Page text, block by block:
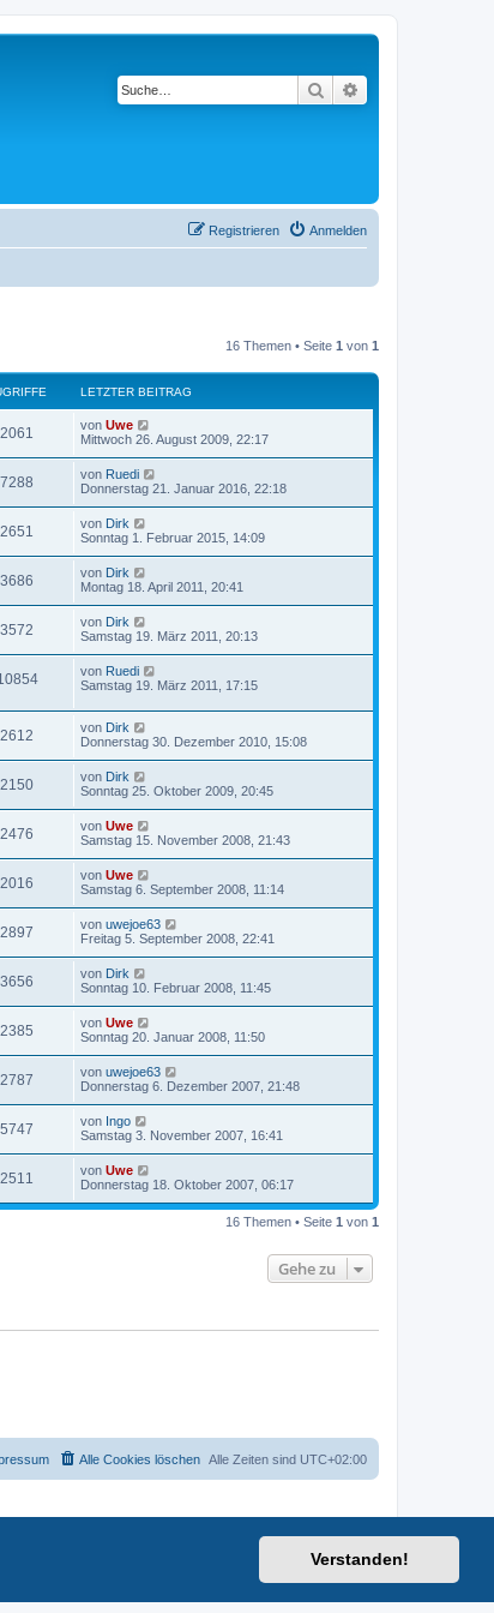
Verstanden!
Suche
Anmelden
Registrieren
16 Themen • Seite 1 von 1
LETZTER BEITRAG
2061 von Uwe
Mittwoch 26. August 2009, 22:17
7288 von Ruedi
Donnerstag 21. Januar 2016, 22:18
2651 von Dirk
Sonntag 1. Februar 2015, 14:09
3686 von Dirk
Montag 18. April 2011, 20:41
3572 von Dirk
Samstag 19. März 2011, 20:13
von Ruedi
Samstag 19. März 2011, 17:15
2612 von Dirk
Donnerstag 30. Dezember 2010, 15:08
2150 von Dirk
Sonntag 25. Oktober 2009, 20:45
2476 von Uwe
Samstag 15. November 2008, 21:43
2016 von Uwe
Samstag 6. September 2008, 11:14
2897 von uwejoe63
Freitag 5. September 2008, 22:41
3656 von Dirk
Sonntag 10. Februar 2008, 11:45
2385 von Uwe
Sonntag 20. Januar 2008, 11:50
2787 von uwejoe63
Donnerstag 6. Dezember 2007, 21:48
5747 von Ingo
Samstag 3. November 2007, 16:41
2511 von Uwe
Donnerstag 18. Oktober 2007, 06:17
16 Themen • Seite 1 von 1
Gehe zu
Alle Zeiten sind UTC+02:00
Alle Cookies löschen